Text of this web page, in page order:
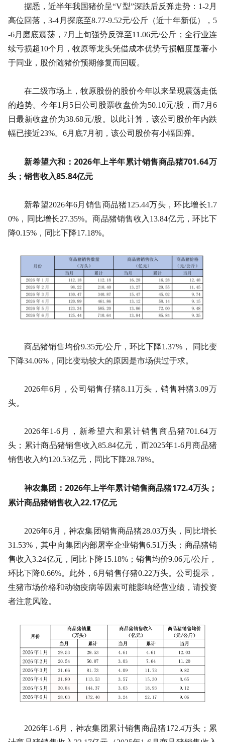
据悉，近半年我国猪价呈“V型”深跌后反弹走势：1-2月
高位回落，3-4月探底至8.77-9.52元/公斤（近十年新低），5
-6月磨底震荡，7月上旬强势反弹至11.06元/公斤；全行业连
续亏损超10个月，牧原等龙头凭借成本优势亏损幅度显著小
于同业，股价随猪价预期修复而回暖。
在二级市场上，牧原股份的股价今年以来呈现震荡走低
的趋势。今年1月5日公司股票收盘价为50.10元/股，而7月6
日最新收盘价为38.68元/股。以此计算，该公司股价年内跌
幅已接近23%。6月底7月初，该公司股价有小幅回弹。
新希望六和：2026年上半年累计销售商品猪701.64万
头；销售收入85.84亿元
新希望2026年6月销售商品猪125.44万头，环比增长1.7
0%，同比增长27.35%。商品猪销售收入13.84亿元，环比下
降0.15%，同比下降17.18%。
商品猪销售均价9.35元/公斤，环比下降1.37%， 同比变
下降34.06%，同比变动较大的原因是市场供过于求。
2026年6月，公司销售仔猪8.11万头，销售种猪3.09万
头。
2026年1-6月，新希望六和累计销售商品猪701.64万
头；累计商品猪销售收入85.84亿元，而2025年1-6月商品猪
销售收入约‌120.53亿元‌，同比下降28.78%。
神农集团：2026年上半年累计销售商品猪172.4万头；
累计商品猪销售收入22.17亿元
2026年6月，神农集团销售商品猪28.03万头，同比增长
31.53%，其中向集团内部屠宰企业销售6.51万头；商品猪销
售收入3.24亿元，同比下降15.18%；销售均价9.06元/公斤，
环比下降0.66%。此外，6月销售仔猪0.22万头。公司提示，
生猪市场价格和动物疫病等因素可能影响经营业绩，请投资
者注意风险。
2026年1-6月，神农集团累计销售商品猪172.4万头；累